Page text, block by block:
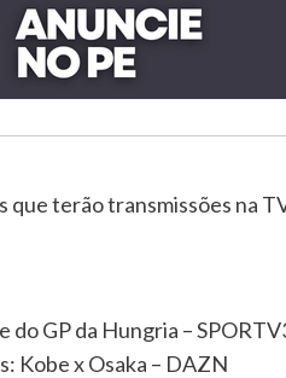
terão transmissões na
do GP da Hungria –
Kobe x Osaka – DAZN